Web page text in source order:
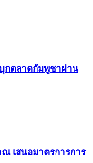
กตลาดกัมพูชาผ่าน
ณ เสนอมาตรการการ